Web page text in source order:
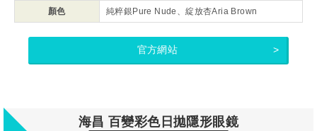
顏色 純粹銀Pure Nude、綻放杏Aria Brown
官方網站
海昌 百變彩色日拋隱形眼鏡